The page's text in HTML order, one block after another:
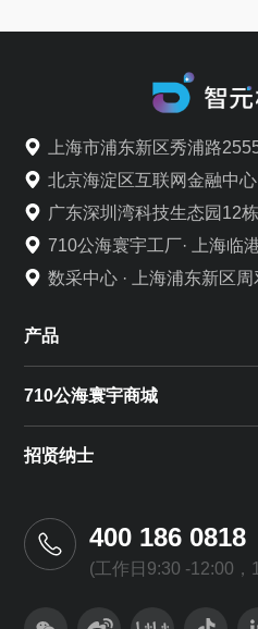
上海市浦东新区秀浦路
北京海淀区互联网金融中心
广东深圳湾科技生态园12
710公海寰宇工厂· 上海临
数采中心 · 上海浦东新区
产品
710公海寰宇商城
招贤纳士
400 186 0818
(工作日9:30 -12:00，